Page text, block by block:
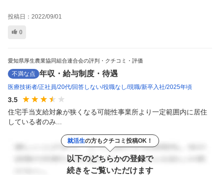
投稿日： 2022/09/01
0
愛知県厚生農業協同組合連合会の評判・クチコミ・評価
不満な点 年収・給与制度・待遇
医療技術者 正社員 20代 回答しない 役職なし 現職 新卒入社 2025年頃
3.5
住宅手当支給対象が狭くなる可能性事業所より一定範囲内に居住
している者のみ...
就活生の方もクチコミ投稿OK！
以下のどちらかの登録で
続きをご覧いただけます